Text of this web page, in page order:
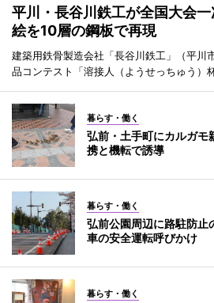
平川・長谷川鉄工が全国大会
絵を10層の鋼板で再現
建築用鉄骨製造会社「長谷川鉄工」（平川
品コンテスト「溶接人（ようせっちゅう）
暮らす・働く
弘前・土手町にカルガ
携と機転で誘導
暮らす・働く
弘前公園周辺に路駐防
車の安全運転呼びかけ
暮らす・働く